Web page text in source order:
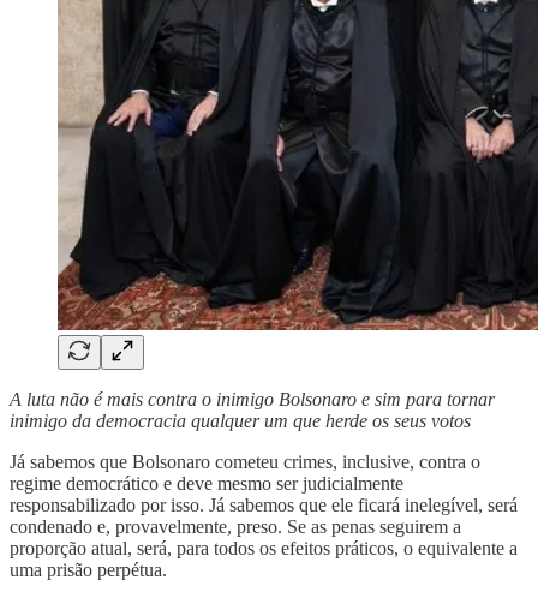
A luta não é mais contra o inimigo Bolsonaro e sim para tornar
inimigo da democracia qualquer um que herde os seus votos
Já sabemos que Bolsonaro cometeu crimes, inclusive, contra o
regime democrático e deve mesmo ser judicialmente
responsabilizado por isso. Já sabemos que ele ficará inelegível, será
condenado e, provavelmente, preso. Se as penas seguirem a
proporção atual, será, para todos os efeitos práticos, o equivalente a
uma prisão perpétua.